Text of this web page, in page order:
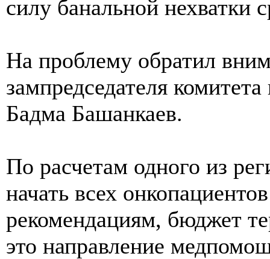
силу банальной нехватки
На проблему обратил
зампредседателя
Бадма Башанкаев.
По расчетам одного из
начать всех
рекомендациям, бюджет
это направление